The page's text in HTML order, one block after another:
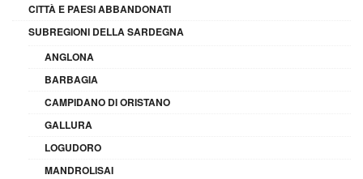
CITTÀ E PAESI ABBANDONATI
SUBREGIONI DELLA SARDEGNA
ANGLONA
BARBAGIA
CAMPIDANO DI ORISTANO
GALLURA
LOGUDORO
MANDROLISAI